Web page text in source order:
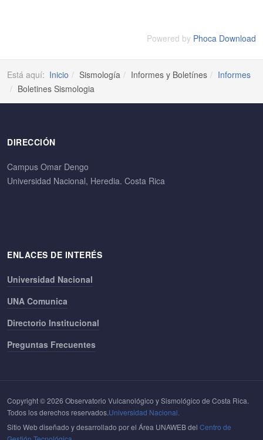
Powered by Phoca Download
Está aquí: Inicio Sismología Informes y Boletínes
Informes
Boletines Sismologia
DIRECCIÓN
Campus Omar Dengo
Universidad Nacional, Heredia. Costa Rica
ENLACES DE INTERÉS
Universidad Nacional
UNA Comunica
Directorio Institucional
Preguntas Frecuentes
Copyright © 2026 Observatorio Vulcanológico y Sismológico de Costa Rica.
Todos los derechos reservados.Universidad Nacional.
Sitio Web diseñado y desarrollado por el Área UNAWEB del Centro de